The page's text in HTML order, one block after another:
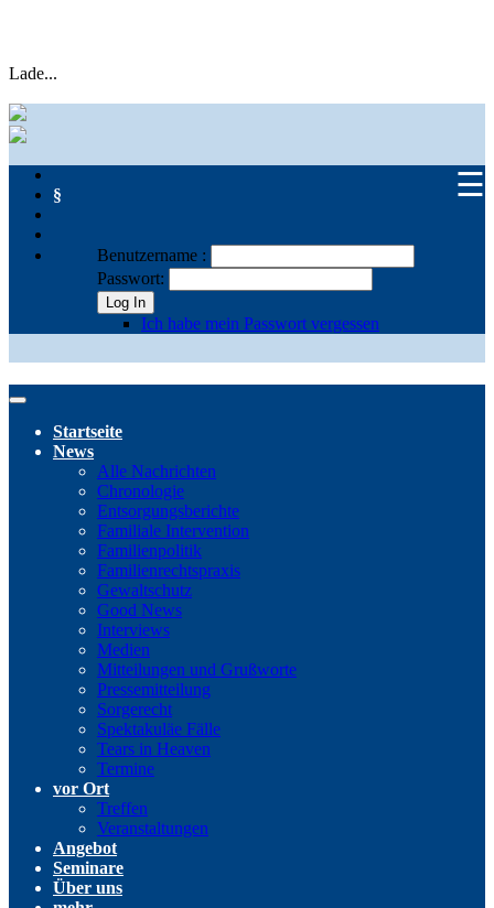
Lade...
☰
§
Benutzername :
Passwort:
Log In
Ich habe mein Passwort vergessen
Startseite
News
Alle Nachrichten
Chronologie
Entsorgungsberichte
Familiale Intervention
Familienpolitik
Familienrechtspraxis
Gewaltschutz
Good News
Interviews
Medien
Mitteilungen und Grußworte
Pressemitteilung
Sorgerecht
Spektakuläe Fälle
Tears in Heaven
Termine
vor Ort
Treffen
Veranstaltungen
Angebot
Seminare
Über uns